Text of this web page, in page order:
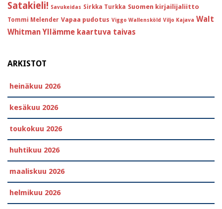
Satakieli! Savukeidas Sirkka Turkka Suomen kirjailijaliitto
Tommi Melender Vapaa pudotus Viggo Wallensköld Viljo Kajava Walt
Whitman Yllämme kaartuva taivas
ARKISTOT
heinäkuu 2026
kesäkuu 2026
toukokuu 2026
huhtikuu 2026
maaliskuu 2026
helmikuu 2026